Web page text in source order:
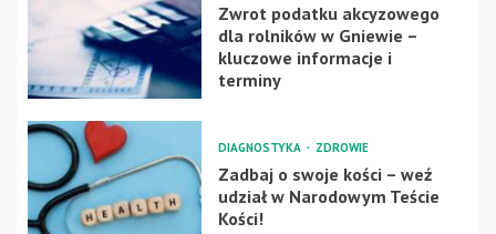
Zwrot podatku akcyzowego
dla rolników w Gniewie –
kluczowe informacje i
terminy
DIAGNOSTYKA ZDROWIE
Zadbaj o swoje kości – weź
udział w Narodowym Teście
Kości!